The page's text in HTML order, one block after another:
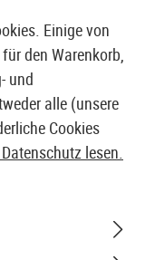
Einige von
den Warenkorb,
und
alle (unsere
Cookies
lesen.